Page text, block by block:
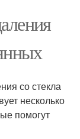
со стекла
несколько
помогут